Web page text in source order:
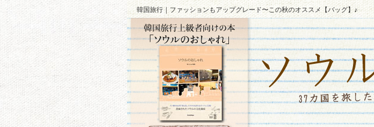
韓国旅行｜ファッションもアップグレード〜この秋のオススメ【バッグ】♪